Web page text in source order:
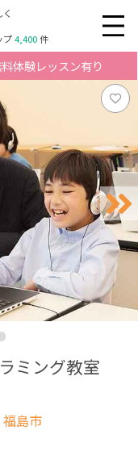
プ4,400件
体験レッスン有り
ミング教室
福島市